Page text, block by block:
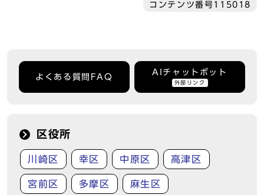
コンテンツ番号115018
よくある質問FAQ
AIチャットボット
外部リンク
区役所
川崎区 幸区 中原区 高津区
宮前区 多摩区 麻生区